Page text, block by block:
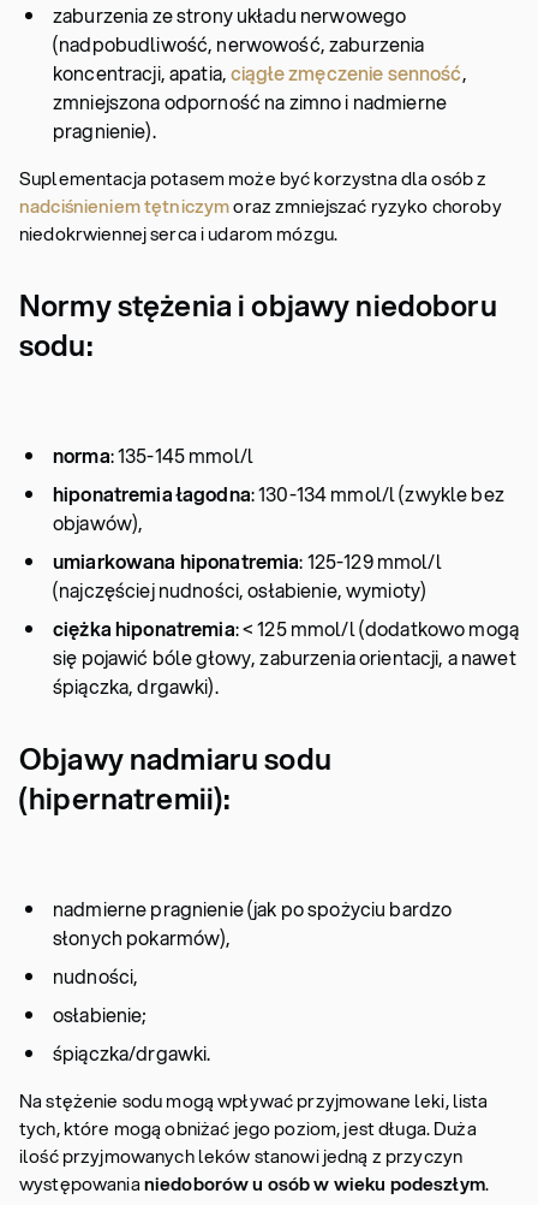
zaburzenia ze strony układu nerwowego
(nadpobudliwość, nerwowość, zaburzenia
koncentracji, apatia,ciągłe zmęczenie senność,
zmniejszona odporność na zimno i nadmierne
pragnienie).
Suplementacja potasem może być korzystna dla osób z
nadciśnieniem tętniczymoraz zmniejszać ryzyko choroby
niedokrwiennej serca i udarom mózgu.
Normy stężenia i objawy niedoboru
sodu:
norma: 135-145 mmol/l
hiponatremia łagodna: 130-134 mmol/l (zwykle bez
objawów),
umiarkowana hiponatremia: 125-129 mmol/l
(najczęściej nudności, osłabienie, wymioty)
ciężka hiponatremia: < 125 mmol/l (dodatkowo mogą
się pojawić bóle głowy, zaburzenia orientacji, a nawet
śpiączka, drgawki).
Objawy nadmiaru sodu
(hipernatremii):
nadmierne pragnienie (jak po spożyciu bardzo
słonych pokarmów),
nudności,
osłabienie;
śpiączka/drgawki.
Na stężenie sodu mogą wpływać przyjmowane leki, lista
tych, które mogą obniżać jego poziom, jest długa. Duża
ilość przyjmowanych leków stanowi jedną z przyczyn
występowanianiedoborów u osób w wieku podeszłym.